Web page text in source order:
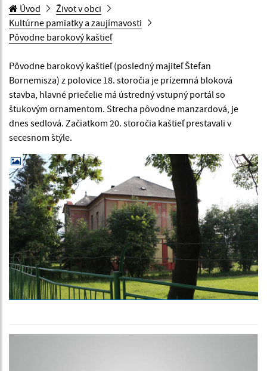
Úvod
Život v obci
Kultúrne pamiatky a zaujímavosti
Pôvodne barokový kaštieľ
Pôvodne barokový kaštieľ (posledný majiteľ Štefan
Bornemisza) z polovice 18. storočia je prízemná bloková
stavba, hlavné priečelie má ústredný vstupný portál so
štukovým ornamentom. Strecha pôvodne manzardová, je
dnes sedlová. Začiatkom 20. storočia kaštieľ prestavali v
secesnom štýle.